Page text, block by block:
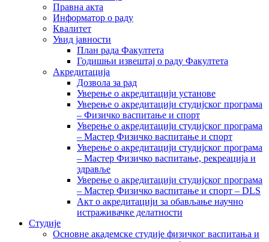
Правна акта
Информатор о раду
Квалитет
Увид јавности
План рада Факултета
Годишњи извештај о раду Факултета
Акредитација
Дозвола за рад
Уверење о акредитацији установе
Уверење о акредитацији студијског програма
– Физичко васпитање и спорт
Уверење о акредитацији студијског програма
– Мастер Физичко васпитање и спорт
Уверење о акредитацији студијског програма
– Мастер Физичко васпитање, рекреација и
здравље
Уверење о акредитацији студијског програма
– Мастер Физичко васпитање и спорт – DLS
Акт о акредитацији за обављање научно
истраживачке делатности
Студије
Основне академске студије физичког васпитања и